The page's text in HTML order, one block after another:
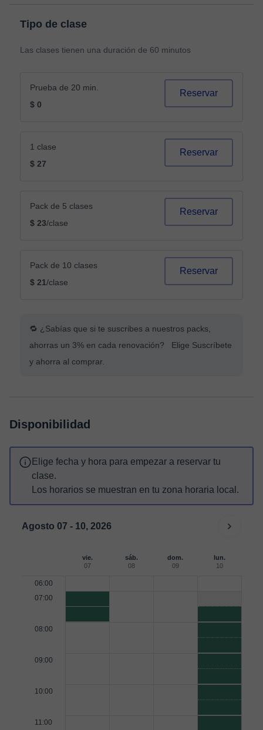
Tipo de clase
Las clases tienen una duración de 60 minutos
Prueba de 20 min.
$ 0
Reservar
1 clase
$ 27
Reservar
Pack de 5 clases
$ 23/clase
Reservar
Pack de 10 clases
$ 21/clase
Reservar
🔁 ¿Sabías que si te suscribes a nuestros packs,
ahorras un 3% en cada renovación? Elige Suscríbete
y ahorra al comprar.
Disponibilidad
Elige fecha y hora para empezar a reservar tu
clase.
Los horarios se muestran en tu zona horaria local.
Agosto 07 - 10, 2026
vie.
07
sáb.
08
dom.
09
lun.
10
06:00
07:00
08:00
09:00
10:00
11:00